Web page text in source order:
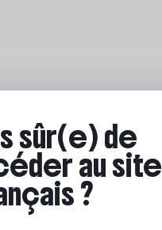
sûr(e) de
au site
?